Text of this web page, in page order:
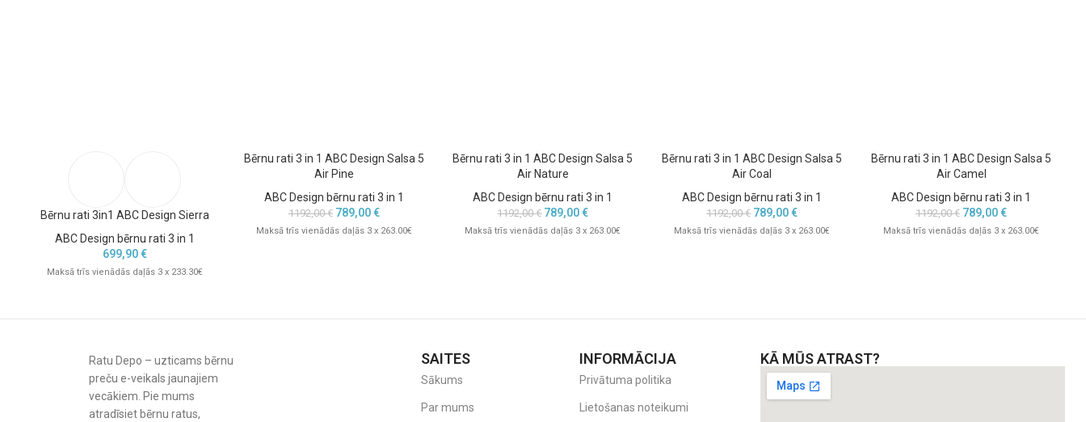
Bērnu rati 3in1 ABC Design Sierra
ABC Design bērnu rati 3 in 1
699,90€
Maksā trīs vienādās daļās 3 x 233.30€
Bērnu rati 3 in 1 ABC Design Salsa 5
Air Pine
ABC Design bērnu rati 3 in 1
1192,00€ 789,00€
Maksā trīs vienādās daļās 3 x 263.00€
Bērnu rati 3 in 1 ABC Design Salsa 5
Air Nature
ABC Design bērnu rati 3 in 1
1192,00€ 789,00€
Maksā trīs vienādās daļās 3 x 263.00€
Bērnu rati 3 in 1 ABC Design Salsa 5
Air Coal
ABC Design bērnu rati 3 in 1
1192,00€ 789,00€
Maksā trīs vienādās daļās 3 x 263.00€
Bērnu rati 3 in 1 ABC Design Salsa 5
Air Camel
ABC Design bērnu rati 3 in 1
1192,00€ 789,00€
Maksā trīs vienādās daļās 3 x 263.00€
Ratu Depo – uzticams bērnu
preču e-veikals jaunajiem
vecākiem. Pie mums
atradīsiet bērnu ratus,
SAITES
Sākums
Par mums
INFORMĀCIJA
Privātuma politika
Lietošanas noteikumi
KĀ MŪS ATRAST?